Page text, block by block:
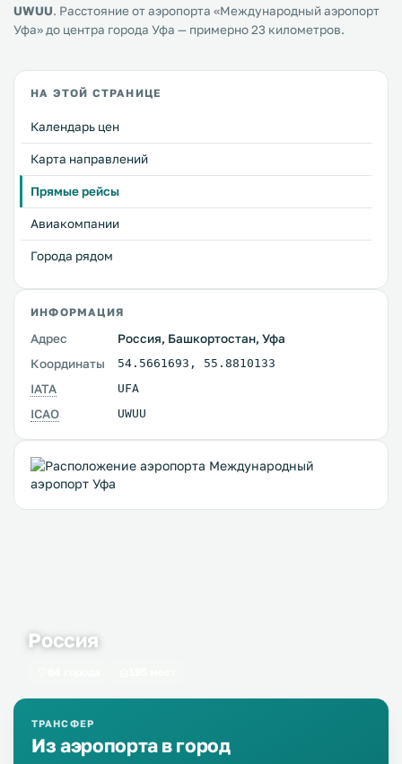
UWUU. Расстояние от аэропорта «Международный аэропорт
Уфа» до центра города Уфа — примерно 23 километров.
НА ЭТОЙ СТРАНИЦЕ
Календарь цен
Карта направлений
Прямые рейсы
Авиакомпании
Города рядом
ИНФОРМАЦИЯ
Адрес
Россия, Башкортостан, Уфа
Координаты
54.5661693 , 55.8810133
IATA UFA
ICAO UWUU
Россия
ТРАНСФЕР
Из аэропорта в город